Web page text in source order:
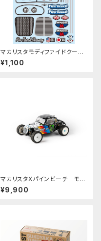
マカリスタモディファイドクーペ
用ステッカー PBRW241
¥1,100
マカリスタXパインビーチ モデ
ィファイドクーペボディ ステッカ
ーセット ケース無し
¥9,900